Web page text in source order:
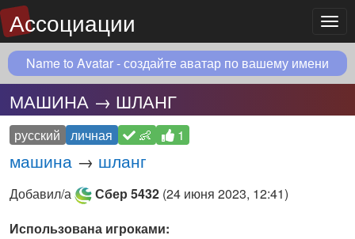
Ассоциации
Name to Avatar - создайте аватар по вашему имени
МАШИНА → ШЛАНГ
русский личная 👶 1
машина → шланг
Добавил/а Сбер 5432 (24 июня 2023, 12:41)
Использована игроками: